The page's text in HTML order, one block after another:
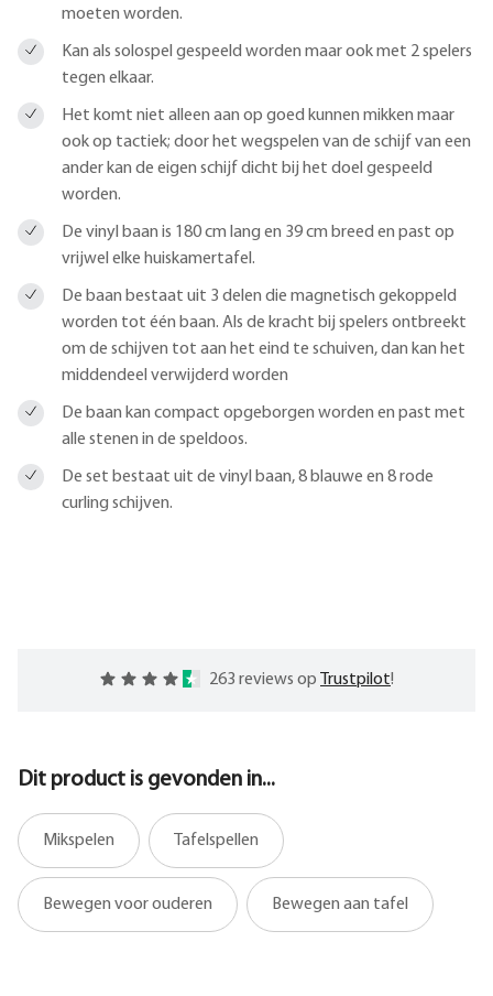
moeten worden.
Kan als solospel gespeeld worden maar ook met 2 spelers
tegen elkaar.
Het komt niet alleen aan op goed kunnen mikken maar
ook op tactiek; door het wegspelen van de schijf van een
ander kan de eigen schijf dicht bij het doel gespeeld
worden.
De vinyl baan is 180 cm lang en 39 cm breed en past op
vrijwel elke huiskamertafel.
De baan bestaat uit 3 delen die magnetisch gekoppeld
worden tot één baan. Als de kracht bij spelers ontbreekt
om de schijven tot aan het eind te schuiven, dan kan het
middendeel verwijderd worden
De baan kan compact opgeborgen worden en past met
alle stenen in de speldoos.
De set bestaat uit de vinyl baan, 8 blauwe en 8 rode
curling schijven.
263 reviews op Trustpilot!
Dit product is gevonden in...
Mikspelen Tafelspellen
Bewegen voor ouderen Bewegen aan tafel